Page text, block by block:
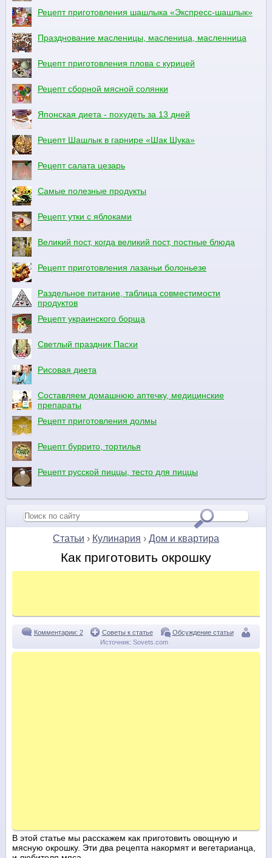
Рецепт приготовления шашлыка «Экспресс-шашлык»
Празднование масленицы, масленица, масленница
Рецепт приготовления плова с курицей
Рецепт сборной мясной солянки
Японская диета - похудеть за 13 дней
Рецепт Шашлык в гарнире «Шак Шука»
Рецепт салата цезарь
Самые полезные продукты
Рецепт утки с яблоками
Великий пост, когда великий пост, постные блюда
Рецепт приготовления лазаньи болоньезе
Раздельное питание, таблица совместимости
продуктов
Рецепт украинского борща
Светлый праздник Пасхи
Рисовая диета
Составляем домашнюю аптечку, медицинские
препараты
Рецепт приготовления долмы
Рецепт буррито, тортилья
Рецепт русской пиццы, тесто для пиццы
Статьи › Кулинария › Дом и квартира
Как приготовить окрошку
Комментарии: 2 Советы к статье
Обсуждение статьи
Источник: Sovets.com
В этой статье мы расскажем как приготовить овощную и
мясную окрошку. Эти два рецепта накормят и вегетарианца,